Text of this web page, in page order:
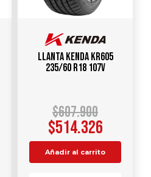
Llanta KENDA KR605
235/60 R18 107V
$607.900
$514.326
Añadir al carrito